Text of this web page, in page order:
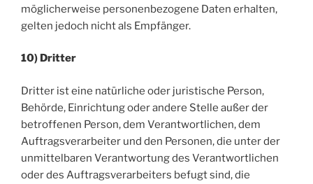
möglicherweise personenbezogene Daten erhalten,
gelten jedoch nicht als Empfänger.
10) Dritter
Dritter ist eine natürliche oder juristische Person,
Behörde, Einrichtung oder andere Stelle außer der
betroffenen Person, dem Verantwortlichen, dem
Auftragsverarbeiter und den Personen, die unter der
unmittelbaren Verantwortung des Verantwortlichen
oder des Auftragsverarbeiters befugt sind, die